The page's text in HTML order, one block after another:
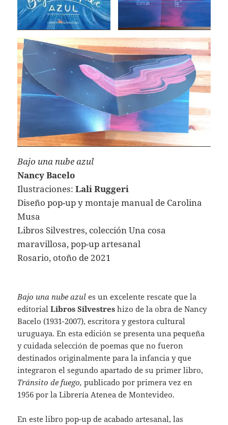
Bajo una nube azul
Nancy Bacelo
Ilustraciones:Lali Ruggeri
Diseño pop-up y montaje manual de Carolina
Musa
Libros Silvestres, colección Una cosa
maravillosa, pop-up artesanal
Rosario, otoño de 2021
Bajo una nube azul es un excelente rescate que la
editorialLibros Silvestres hizo de la obra de Nancy
Bacelo (1931-2007), escritora y gestora cultural
uruguaya. En esta edición se presenta una pequeña
y cuidada selección de poemas que no fueron
destinados originalmente para la infancia y que
integraron el segundo apartado de su primer libro,
Tránsito de fuego, publicado por primera vez en
1956 por la Librería Atenea de Montevideo.
En este libro pop-up de acabado artesanal, las